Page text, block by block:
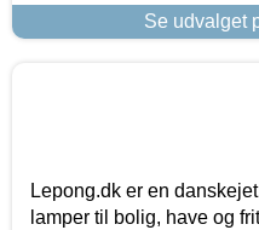
Se udvalget
Lepong.dk er en
lamper til bolig, have og